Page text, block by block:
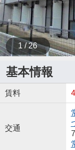
1 / 26
基本情報
賃料
交通